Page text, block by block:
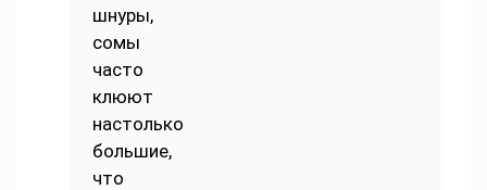
шнуры,
сомы
часто
клюют
настолько
большие,
что